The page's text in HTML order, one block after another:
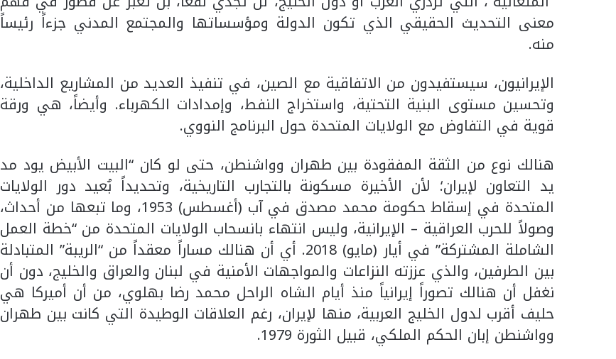
‏معنى التحديث الحقيقي الذي تكون الدولة ‏ومؤسساتها والمجتمع المدني جزءاً رئيساً
منه.‏
الإيرانيون، سيستفيدون من الاتفاقية مع الصين، ‏في تنفيذ العديد من المشاريع الداخلية،
وتحسين ‏مستوى البنية التحتية، واستخراج النفط، وإمدادات ‏الكهرباء. وأيضاً، هي ورقة
قوية في التفاوض مع ‏الولايات المتحدة حول البرنامج النووي.‏
هنالك نوع من الثقة المفقودة بين طهران ‏وواشنطن، حتى لو كان “البيت الأبيض يود مد
يد ‏التعاون لإيران؛ لأن الأخيرة مسكونة بالتجارب ‏التاريخية، وتحديداً بُعيد دور الولايات
المتحدة في ‏إسقاط حكومة محمد مصدق في آب (أغسطس) 1953، وما ‏تبعها من أحداث،
وصولاً للحرب العراقية – الإيرانية، ‏وليس انتهاء بانسحاب الولايات المتحدة من “خطة ‏العمل
الشاملة المشتركة” في أيار (مايو) 2018. أي أن ‏هنالك مساراً معقداً من “الريبة” المتبادلة
بين ‏الطرفين، والذي عززته النزاعات والمواجهات الأمنية ‏في لبنان والعراق والخليج، دون أن
نغفل أن هنالك ‏تصوراً إيرانياً منذ أيام الشاه الراحل محمد رضا بهلوي، ‏من أن أميركا هي
حليف أقرب لدول الخليج العربية، ‏منها لإيران، رغم العلاقات الوطيدة التي كانت بين ‏طهران
وواشنطن إبان الحكم الملكي، قبيل الثورة ‏‏1979.‏